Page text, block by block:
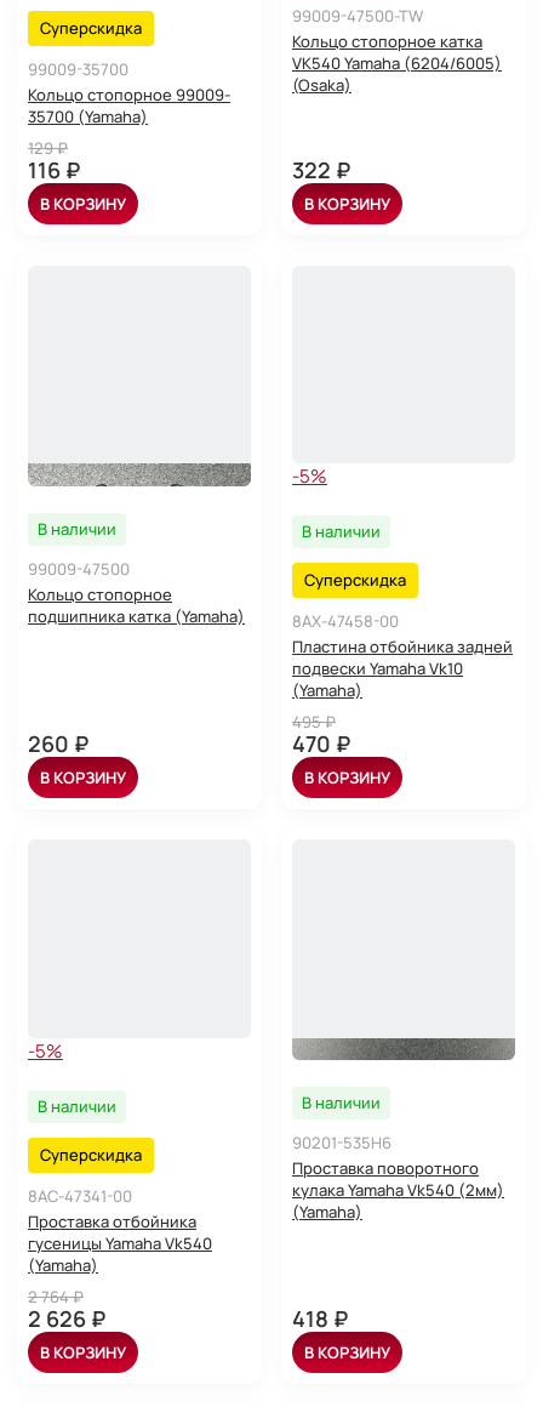
Суперскидка
99009-35700
Кольцо стопорное 99009-
35700 (Yamaha)
129 ₽
116 ₽
В КОРЗИНУ
99009-47500-TW
Кольцо стопорное катка
VK540 Yamaha (6204/6005)
(Osaka)
322 ₽
В КОРЗИНУ
В наличии
99009-47500
Кольцо стопорное
подшипника катка (Yamaha)
260 ₽
В КОРЗИНУ
-5%
В наличии
Суперскидка
8AX-47458-00
Пластина отбойника задней
подвески Yamaha Vk10
(Yamaha)
495 ₽
470 ₽
В КОРЗИНУ
-5%
В наличии
Суперскидка
8AC-47341-00
Проставка отбойника
гусеницы Yamaha Vk540
(Yamaha)
2 764 ₽
2 626 ₽
В КОРЗИНУ
В наличии
90201-535H6
Проставка поворотного
кулака Yamaha Vk540 (2мм)
(Yamaha)
418 ₽
В КОРЗИНУ